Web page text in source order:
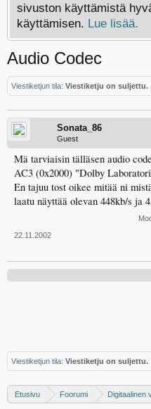
sivuston käyttämistä
käyttämisen. Lue lisää.
Audio Codec
Viestiketjun tila: Viestiketju on suljettu.
Sonata_86
Guest
Mä tarviaisin tälläsen audio
AC3 (0x2000) "Dolby
En tajuu tost oikee mitää ni
laatu näyttää olevan 448kb/s ja
22.11.2002
Viestiketjun tila: Viestiketju on suljettu.
Etusivu Foorumi
Digitaalinen